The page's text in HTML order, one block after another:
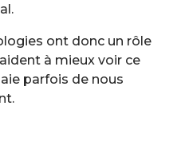
ont donc un rôle
à mieux voir ce
parfois de nous